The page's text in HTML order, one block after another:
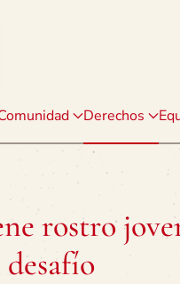
Derechos
rostro